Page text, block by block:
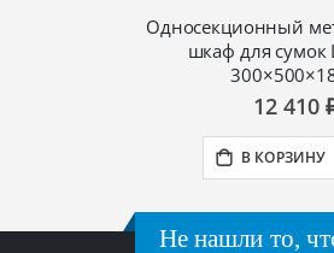
Односекционный
шкаф для
12 410
В КОРЗИНУ
Не нашли то,